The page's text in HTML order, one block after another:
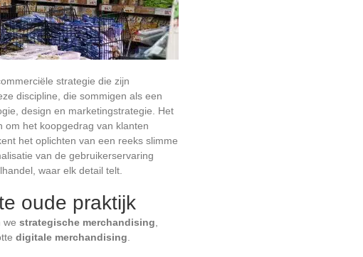
strategie die zijn
discipline, die sommigen als een
design en marketingstrategie. Het
om het koopgedrag van klanten
het oplichten van een reeks slimme
van de gebruikerservaring
waar elk detail telt.
oude praktijk
we strategische merchandising
digitale merchandising